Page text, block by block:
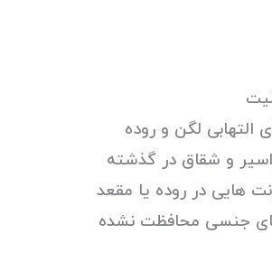
التهابی لگن و روده
و شقاق در گذشته
هایی در روده یا مقعد
جنسی محافظت نشده